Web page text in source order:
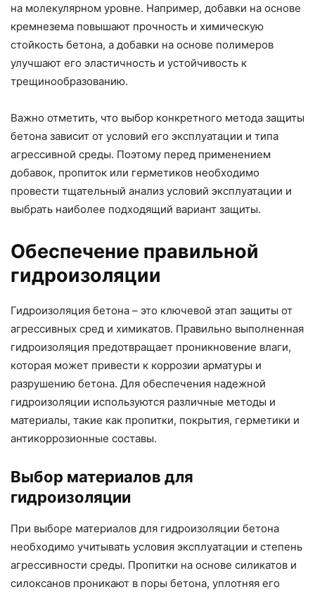
на молекулярном уровне. Например, добавки на основе
кремнезема повышают прочность и химическую
стойкость бетона, а добавки на основе полимеров
улучшают его эластичность и устойчивость к
трещинообразованию.
Важно отметить, что выбор конкретного метода защиты
бетона зависит от условий его эксплуатации и типа
агрессивной среды. Поэтому перед применением
добавок, пропиток или герметиков необходимо
провести тщательный анализ условий эксплуатации и
выбрать наиболее подходящий вариант защиты.
Обеспечение правильной
гидроизоляции
Гидроизоляция бетона – это ключевой этап защиты от
агрессивных сред и химикатов. Правильно выполненная
гидроизоляция предотвращает проникновение влаги,
которая может привести к коррозии арматуры и
разрушению бетона. Для обеспечения надежной
гидроизоляции используются различные методы и
материалы, такие как пропитки, покрытия, герметики и
антикоррозионные составы.
Выбор материалов для
гидроизоляции
При выборе материалов для гидроизоляции бетона
необходимо учитывать условия эксплуатации и степень
агрессивности среды. Пропитки на основе силикатов и
силоксанов проникают в поры бетона, уплотняя его